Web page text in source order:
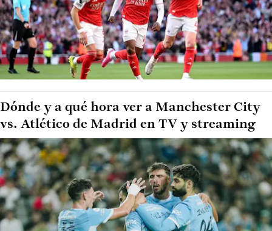
Dónde y a qué hora ver a Manchester City
vs. Atlético de Madrid en TV y streaming